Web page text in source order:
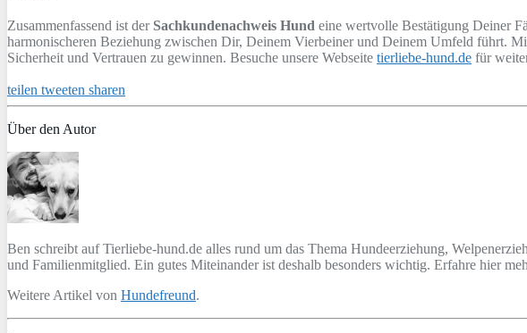
Zusammenfassend ist der Sachkundenachweis Hund eine wertvolle Bestätigung Deiner
harmonischeren Beziehung zwischen Dir, Deinem Vierbeiner und Deinem Umfeld führt.
Sicherheit und Vertrauen zu gewinnen. Besuche unsere Webseite tierliebe-hund.de für
teilen tweeten sharen
Über den Autor
Ben schreibt auf Tierliebe-hund.de alles rund um das Thema Hundeerziehung,
und Familienmitglied. Ein gutes Miteinander ist deshalb besonders wichtig. Erfahre hier
Weitere Artikel von Hundefreund.